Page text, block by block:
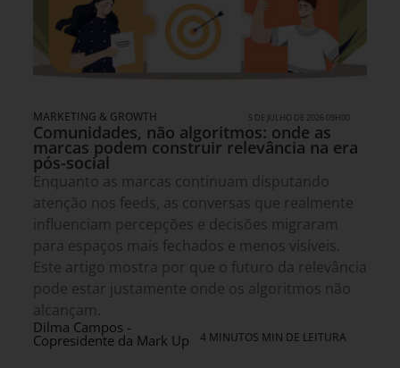
MARKETING & GROWTH 5 DE JULHO DE 2026 09H00
Comunidades, não algoritmos: onde as
marcas podem construir relevância na era
pós-social
Enquanto as marcas continuam disputando
atenção nos feeds, as conversas que realmente
influenciam percepções e decisões migraram
para espaços mais fechados e menos visíveis.
Este artigo mostra por que o futuro da relevância
pode estar justamente onde os algoritmos não
alcançam.
Dilma Campos -
Copresidente da Mark Up 4 MINUTOS MIN DE LEITURA